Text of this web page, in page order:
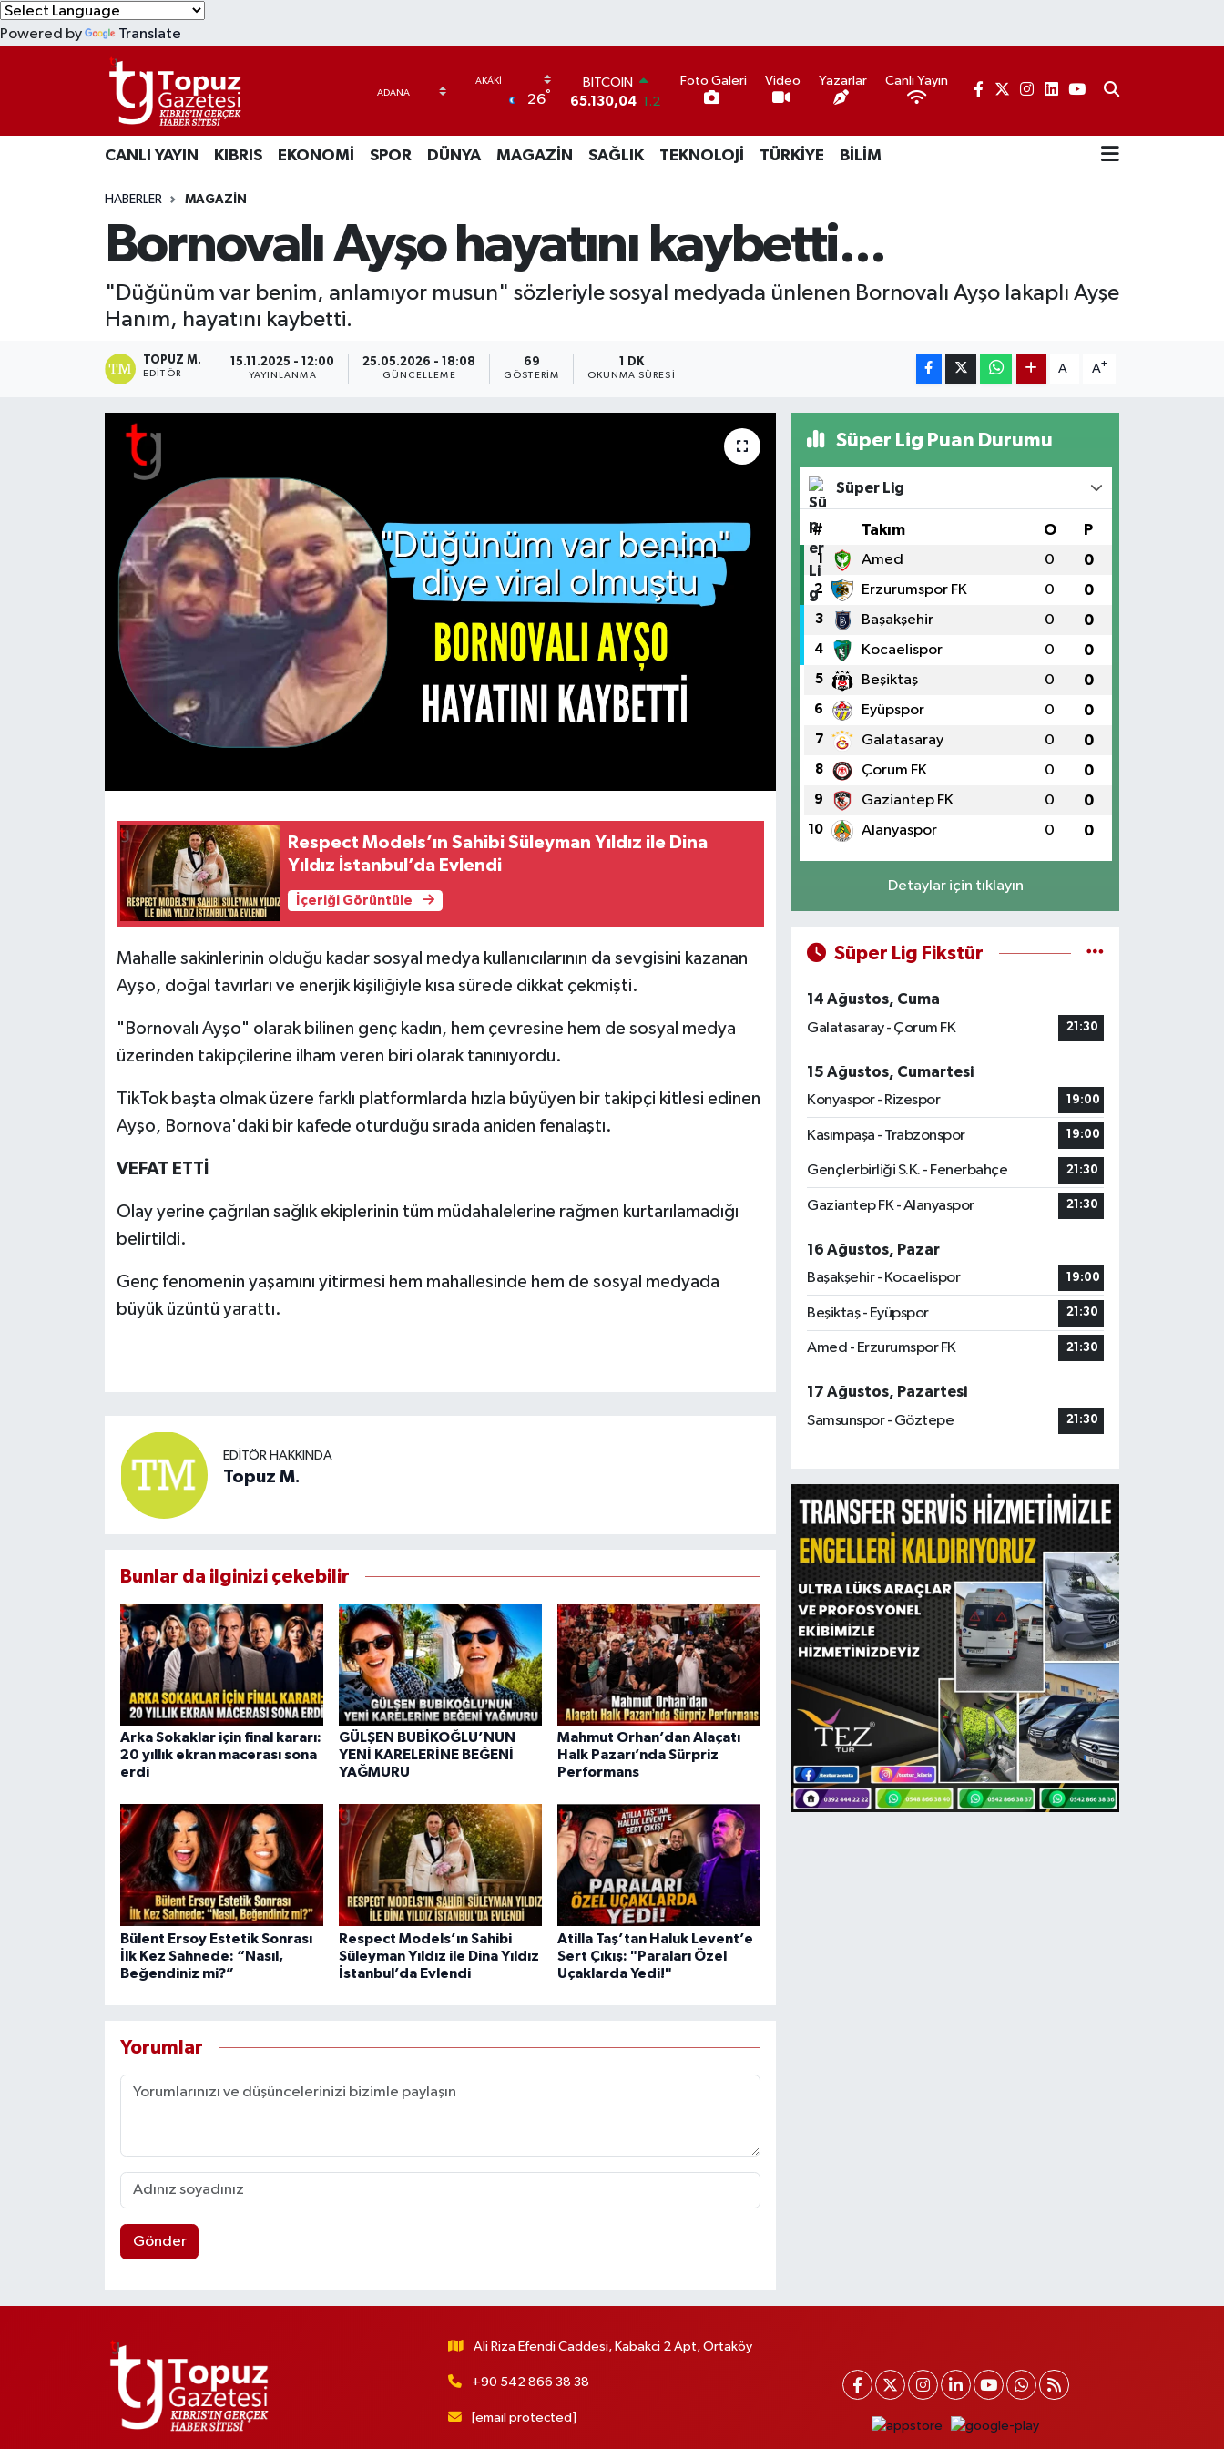
Powered by Translate
26°
BITCOIN
65.130,04 1.2
47,7106 0.17
EURO
GRAM ALTIN
6618.49
13.773 -19
Foto Galeri Video Yazarlar Canlı Yayın
CANLI YAYIN KIBRIS EKONOMİ SPOR DÜNYA MAGAZİN SAĞLIK TEKNOLOJİ TÜRKİYE BİLİM
HABERLER MAGAZİN
Bornovalı Ayşo hayatını kaybetti...
"Düğünüm var benim, anlamıyor musun" sözleriyle sosyal medyada ünlenen Bornovalı Ayşo lakaplı Ayşe
Hanım, hayatını kaybetti.
TOPUZ M.
EDITÖR
15.11.2025 - 12:00
YAYINLANMA
25.05.2026 - 18:08
GÜNCELLEME
69
GÖSTERIM
1 DK
OKUNMA SÜRESI
A- A+
Respect Models’ın Sahibi Süleyman Yıldız ile Dina
Yıldız İstanbul’da Evlendi
İçeriği Görüntüle
Mahalle sakinlerinin olduğu kadar sosyal medya kullanıcılarının da sevgisini kazanan
Ayşo, doğal tavırları ve enerjik kişiliğiyle kısa sürede dikkat çekmişti.
"Bornovalı Ayşo" olarak bilinen genç kadın, hem çevresine hem de sosyal medya
üzerinden takipçilerine ilham veren biri olarak tanınıyordu.
TikTok başta olmak üzere farklı platformlarda hızla büyüyen bir takipçi kitlesi edinen
Ayşo, Bornova'daki bir kafede oturduğu sırada aniden fenalaştı.
VEFAT ETTİ
Olay yerine çağrılan sağlık ekiplerinin tüm müdahalelerine rağmen kurtarılamadığı
belirtildi.
Genç fenomenin yaşamını yitirmesi hem mahallesinde hem de sosyal medyada
büyük üzüntü yarattı.
EDITÖR HAKKINDA
Topuz M.
Bunlar da ilginizi çekebilir
Arka Sokaklar için final kararı:
20 yıllık ekran macerası sona
erdi
GÜLŞEN BUBİKOĞLU’NUN
YENİ KARELERİNE BEĞENİ
YAĞMURU
Mahmut Orhan’dan Alaçatı
Halk Pazarı’nda Sürpriz
Performans
Bülent Ersoy Estetik Sonrası
İlk Kez Sahnede: “Nasıl,
Beğendiniz mi?”
Respect Models’ın Sahibi
Süleyman Yıldız ile Dina Yıldız
İstanbul’da Evlendi
Atilla Taş’tan Haluk Levent’e
Sert Çıkış: "Paraları Özel
Uçaklarda Yedi!"
Yorumlar
Gönder
Süper Lig Puan Durumu
Süper Lig
# Takım O P
1 Amed 0 0
2 Erzurumspor FK 0 0
3 Başakşehir 0 0
4 Kocaelispor 0 0
5 Beşiktaş 0 0
6 Eyüpspor 0 0
7 Galatasaray 0 0
8 Çorum FK 0 0
9 Gaziantep FK 0 0
10 Alanyaspor 0 0
Detaylar için tıklayın
Süper Lig Fikstür
14 Ağustos, Cuma
Galatasaray - Çorum FK
21:30
15 Ağustos, Cumartesi
Konyaspor - Rizespor
19:00
Kasımpaşa - Trabzonspor 19:00
Gençlerbirliği S.K. - Fenerbahçe 21:30
Gaziantep FK - Alanyaspor 21:30
16 Ağustos, Pazar
Başakşehir - Kocaelispor
19:00
Beşiktaş - Eyüpspor 21:30
Amed - Erzurumspor FK 21:30
17 Ağustos, Pazartesi
Samsunspor - Göztepe
21:30
Ali Riza Efendi Caddesi, Kabakci 2 Apt, Ortaköy
+90 542 866 38 38
[email protected]
EKONOMİ
MAGAZİN
Lefkoşa Nöbetçi Eczaneler
Lefkoşa Hava Durumu
Lefkoşa Trafik Yoğunluk Haritası
Süper Lig Puan Durumu ve Fikstür
Tüm Manşetler
Son Dakika Haberleri